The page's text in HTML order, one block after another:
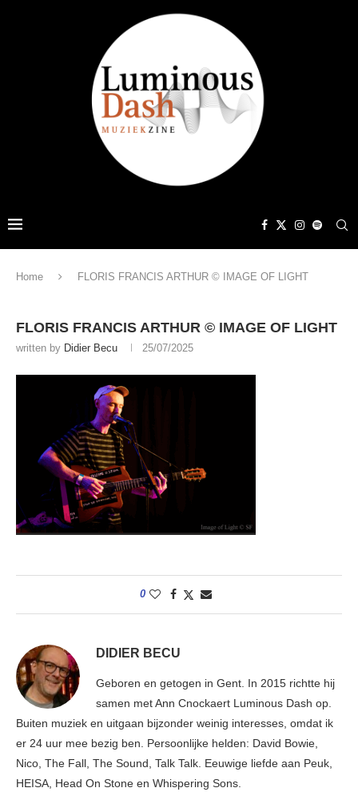
Home FLORIS FRANCIS ARTHUR © IMAGE OF LIGHT
FLORIS FRANCIS ARTHUR © IMAGE OF LIGHT
written by Didier Becu 25/07/2025
0
DIDIER BECU
Geboren en getogen in Gent. In 2015 richtte hij
samen met Ann Cnockaert Luminous Dash op.
Buiten muziek en uitgaan bijzonder weinig interesses, omdat ik
er 24 uur mee bezig ben. Persoonlijke helden: David Bowie,
Nico, The Fall, The Sound, Talk Talk. Eeuwige liefde aan Peuk,
HEISA, Head On Stone en Whispering Sons.